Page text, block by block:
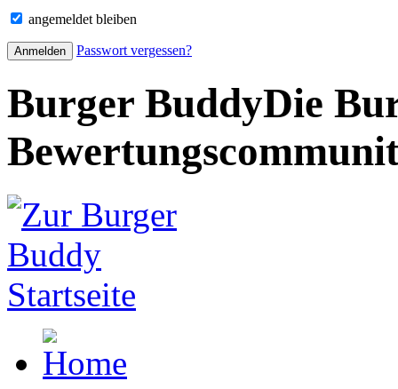
angemeldet bleiben
Passwort vergessen?
Burger BuddyDie